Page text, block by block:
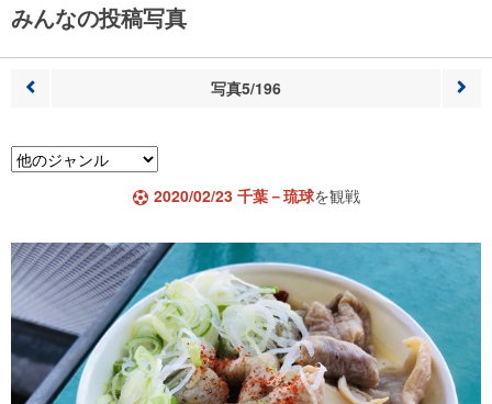
みんなの投稿写真
写真5/196
2020/02/23 千葉－琉球を観戦